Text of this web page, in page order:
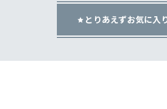
とりあえずお気に入